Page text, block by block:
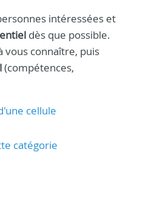
intéressées et
dès que possible.
vous connaître, puis
(compétences,
cellule
catégorie